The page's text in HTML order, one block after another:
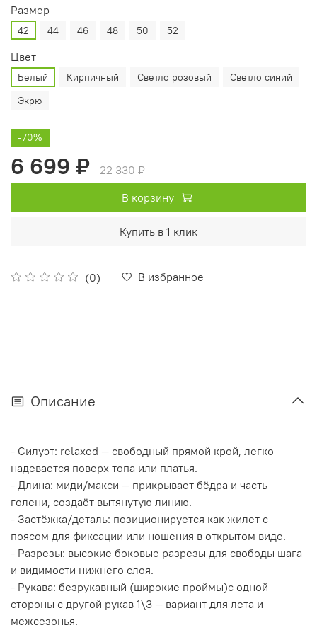
(0) В избранное
Размер
42 44 46 48 50 52
Цвет
Белый Кирпичный Светло розовый
Светло синий
Экрю
-70%
6 699 ₽
22 330 ₽
В корзину
Купить в 1 клик
Описание
- Силуэт: relaxed — свободный прямой крой, легко
надевается поверх топа или платья.
- Длина: миди/макси — прикрывает бёдра и часть
голени, создаёт вытянутую линию.
- Застёжка/деталь: позиционируется как жилет с
поясом для фиксации или ношения в открытом виде.
- Разрезы: высокие боковые разрезы для свободы шага
и видимости нижнего слоя.
- Рукава: безрукавный (широкие проймы)с одной
стороны с другой рукав 1\3 — вариант для лета и
межсезонья.